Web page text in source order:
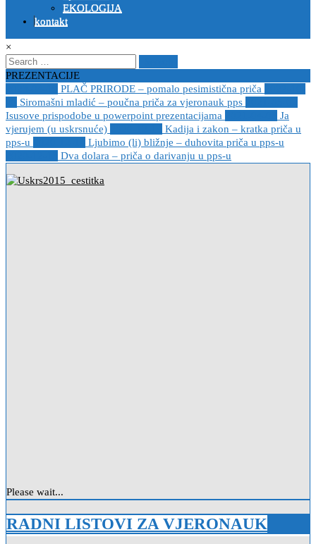
EKOLOGIJA
kontakt
×
Search
for:
PREZENTACIJE
PLAČ PRIRODE – pomalo pesimistična priča
Siromašni mladić – poučna priča za vjeronauk pps
Isusove prispodobe u powerpoint prezentacijama
Ja
vjerujem (u uskrsnuće)
Kadija i zakon – kratka priča u
pps-u
Ljubimo (li) bližnje – duhovita priča u pps-u
Dva dolara – priča o darivanju u pps-u
Please wait...
RADNI LISTOVI ZA VJERONAUK